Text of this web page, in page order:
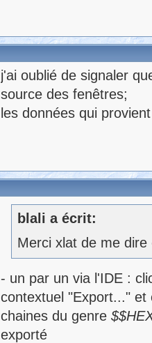
j'ai oublié de signaler
source des fenêtres;
les données qui
blali a écrit:
Merci xlat de me
- un par un via l'IDE :
contextuel "Export..." et
chaines du genre
exporté